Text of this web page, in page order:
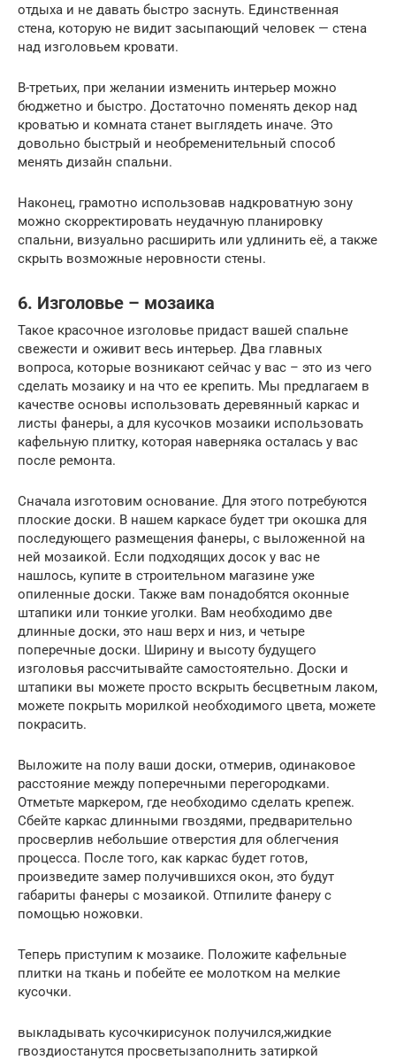
отдыха и не давать быстро заснуть. Единственная
стена, которую не видит засыпающий человек — стена
над изголовьем кровати.
В-третьих, при желании изменить интерьер можно
бюджетно и быстро. Достаточно поменять декор над
кроватью и комната станет выглядеть иначе. Это
довольно быстрый и необременительный способ
менять дизайн спальни.
Наконец, грамотно использовав надкроватную зону
можно скорректировать неудачную планировку
спальни, визуально расширить или удлинить её, а также
скрыть возможные неровности стены.
6. Изголовье – мозаика
Такое красочное изголовье придаст вашей спальне
свежести и оживит весь интерьер. Два главных
вопроса, которые возникают сейчас у вас – это из чего
сделать мозаику и на что ее крепить. Мы предлагаем в
качестве основы использовать деревянный каркас и
листы фанеры, а для кусочков мозаики использовать
кафельную плитку, которая наверняка осталась у вас
после ремонта.
Сначала изготовим основание. Для этого потребуются
плоские доски. В нашем каркасе будет три окошка для
последующего размещения фанеры, с выложенной на
ней мозаикой. Если подходящих досок у вас не
нашлось, купите в строительном магазине уже
опиленные доски. Также вам понадобятся оконные
штапики или тонкие уголки. Вам необходимо две
длинные доски, это наш верх и низ, и четыре
поперечные доски. Ширину и высоту будущего
изголовья рассчитывайте самостоятельно. Доски и
штапики вы можете просто вскрыть бесцветным лаком,
можете покрыть морилкой необходимого цвета, можете
покрасить.
Выложите на полу ваши доски, отмерив, одинаковое
расстояние между поперечными перегородками.
Отметьте маркером, где необходимо сделать крепеж.
Сбейте каркас длинными гвоздями, предварительно
просверлив небольшие отверстия для облегчения
процесса. После того, как каркас будет готов,
произведите замер получившихся окон, это будут
габариты фанеры с мозаикой. Отпилите фанеру с
помощью ножовки.
Теперь приступим к мозаике. Положите кафельные
плитки на ткань и побейте ее молотком на мелкие
кусочки.
выкладывать кусочкирисунок получился,жидкие
гвоздиостанутся просветызаполнить затиркой